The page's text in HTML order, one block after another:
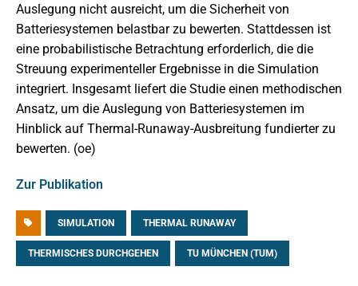
Auslegung nicht ausreicht, um die Sicherheit von
Batteriesystemen belastbar zu bewerten. Stattdessen ist
eine probabilistische Betrachtung erforderlich, die die
Streuung experimenteller Ergebnisse in die Simulation
integriert. Insgesamt liefert die Studie einen methodischen
Ansatz, um die Auslegung von Batteriesystemen im
Hinblick auf Thermal-Runaway-Ausbreitung fundierter zu
bewerten. (oe)
Zur Publikation
SIMULATION THERMAL RUNAWAY
THERMISCHES DURCHGEHEN TU MÜNCHEN (TUM)